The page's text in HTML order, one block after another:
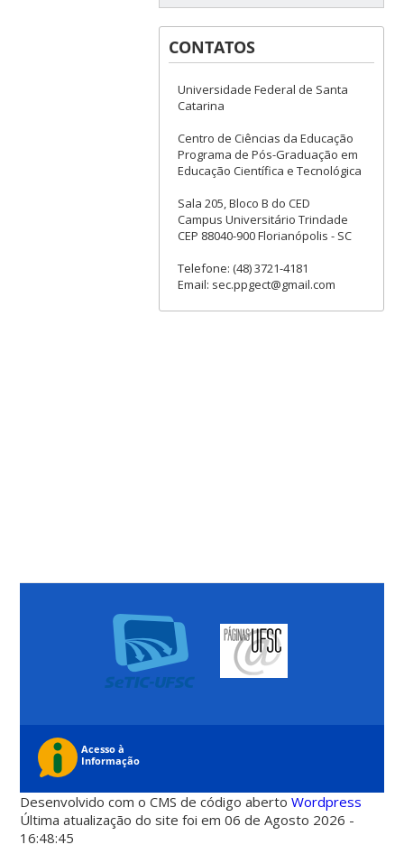
CONTATOS
Universidade Federal de Santa
Catarina
Centro de Ciências da Educação
Programa de Pós-Graduação em
Educação Científica e Tecnológica
Sala 205, Bloco B do CED
Campus Universitário Trindade
CEP 88040-900 Florianópolis - SC
Telefone: (48) 3721-4181
Email: sec.ppgect@gmail.com
Desenvolvido com o CMS de código abertoWordpress
Última atualização do site foi em 06 de Agosto 2026 -
16:48:45